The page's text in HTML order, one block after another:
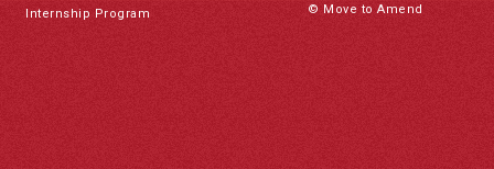
Internship Program
© Move to Amend